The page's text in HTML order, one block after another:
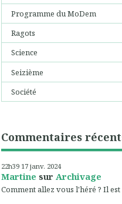
Programme du MoDem
Ragots
Science
Seizième
Société
Commentaires
22h39 17 janv. 2024
Martine sur Archivage
Comment allez vous l'héré ? Il